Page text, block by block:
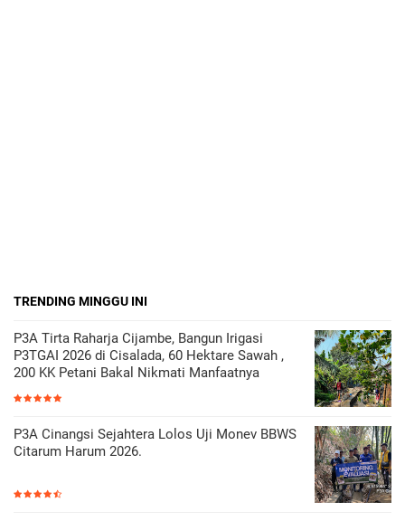
TRENDING MINGGU INI
P3A Tirta Raharja Cijambe, Bangun Irigasi
P3TGAI 2026 di Cisalada, 60 Hektare Sawah ,
200 KK Petani Bakal Nikmati Manfaatnya
P3A Cinangsi Sejahtera Lolos Uji Monev BBWS
Citarum Harum 2026.